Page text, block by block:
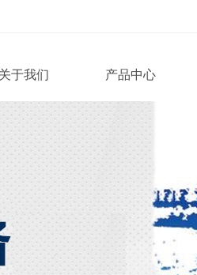
关于我们 产品中心